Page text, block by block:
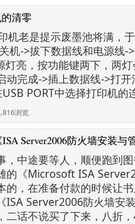
清零
机老是提示废墨池将满，
机->拔下数据线和电源线-
灯亮，按功能键两下，两
动完成->插上数据线->打开
PORT中选择打印机的
浏览
Server2006防火墙安装与
，中途要等人，顺便跑到
的《Microsoft ISA
的，在准备付款的时候让
ISA Server2006防火墙安
二话不说买了下来，八折